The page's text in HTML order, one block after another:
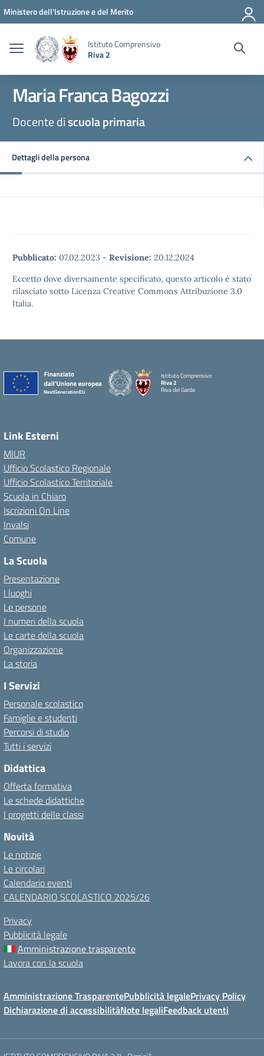
Vai ai contenuti
Vai al menu di navigazione
Vai al footer
Ministero dell'Istruzione e del Merito
Istituto Comprensivo
Riva 2
Maria Franca Bagozzi
Docente discuola primaria
Dettagli della persona
Pubblicato: 07.02.2023 - Revisione: 20.12.2024
Eccetto dove diversamente specificato, questo articolo è stato
rilasciato sotto Licenza Creative Commons Attribuzione 3.0
Italia.
Istituto Comprensivo
Riva 2
Riva del Garda
Link Esterni
MIUR
Ufficio Scolastico Regionale
Ufficio Scolastico Territoriale
Scuola in Chiaro
Iscrizioni On Line
Invalsi
Comune
La Scuola
Presentazione
I luoghi
Le persone
I numeri della scuola
Le carte della scuola
Organizzazione
La storia
I Servizi
Personale scolastico
Famiglie e studenti
Percorsi di studio
Tutti i servizi
Didattica
Offerta formativa
Le schede didattiche
I progetti delle classi
Novità
Le notizie
Le circolari
Calendario eventi
CALENDARIO SCOLASTICO 2025/26
Privacy
Pubblicità legale
Amministrazione trasparente
Lavora con la scuola
Amministrazione TrasparentePubblicità legalePrivacy Policy
Dichiarazione di accessibilitàNote legaliFeedback utenti